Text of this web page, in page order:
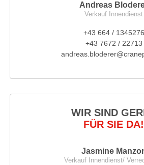
Andreas
Verkauf Innendienst
+43 664 / 1345276
+43 7672 / 22713
WIR SIND
FÜR SIE DA!
Jasmine
Verkauf Innendienst/